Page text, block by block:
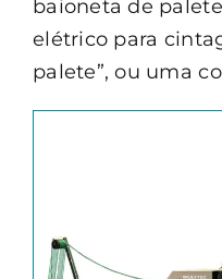
baioneta de
elétrico para
palete”, ou uma